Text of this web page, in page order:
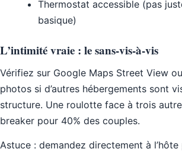
Thermostat accessible (pas
basique)
L’intimité vraie : le sans-vis-à-vis
Vérifiez sur Google Maps Street View
photos si d’autres hébergements sont
structure. Une roulotte face à trois
breaker pour 40% des couples.
Astuce : demandez directement à l’hôte